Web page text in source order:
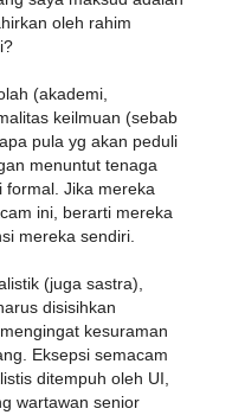
oleh rahim
(akademi,
keilmuan (sebab
pula yg akan peduli
menuntut tenaga
formal. Jika mereka
ini, berarti mereka
mereka sendiri.
(juga sastra),
disisihkan
kesuraman
Eksepsi semacam
ditempuh oleh UI,
wartawan senior